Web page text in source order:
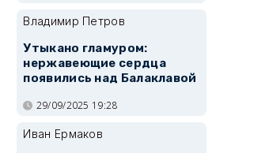
Владимир Петров
Утыкано гламуром:
нержавеющие сердца
появились над Балаклавой
29/09/2025 19:28
Иван Ермаков